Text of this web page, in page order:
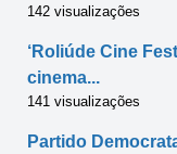
142 visualizações
‘Roliúde Cine
cinema...
141 visualizações
Partido